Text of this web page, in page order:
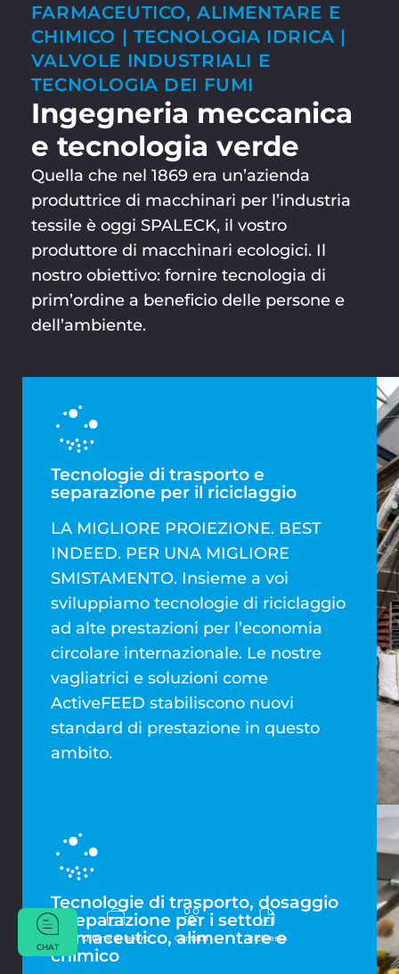
Offerte di lavoro Contatti
Richiesta
CHAT
FARMACEUTICO, ALIMENTARE E
CHIMICO | TECNOLOGIA IDRICA |
VALVOLE INDUSTRIALI E
TECNOLOGIA DEI FUMI
Ingegneria meccanica
e tecnologia verde
Quella che nel 1869 era un’azienda
produttrice di macchinari per l’industria
tessile è oggi SPALECK, il vostro
produttore di macchinari ecologici. Il
nostro obiettivo: fornire tecnologia di
prim’ordine a beneficio delle persone e
dell’ambiente.
Tecnologie di trasporto e
separazione per il riciclaggio
LA MIGLIORE PROIEZIONE. BEST
INDEED. PER UNA MIGLIORE
SMISTAMENTO. Insieme a voi
sviluppiamo tecnologie di riciclaggio
ad alte prestazioni per l’economia
circolare internazionale. Le nostre
vagliatrici e soluzioni come
ActiveFEED stabiliscono nuovi
standard di prestazione in questo
ambito.
Tecnologie di trasporto, dosaggio
e separazione per i settori
farmaceutico, alimentare e
chimico